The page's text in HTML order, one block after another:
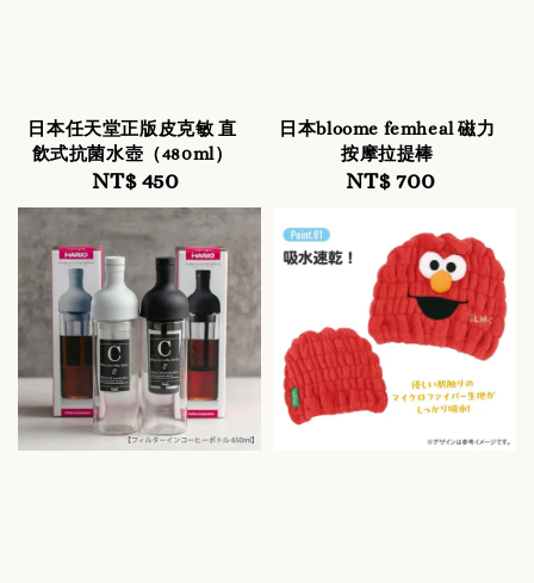
日本任天堂正版皮克敏 直
飲式抗菌水壺（480ml）
Regular
price
NT$ 450
日本bloome femheal 磁力
按摩拉提棒
Regular
NT$ 700